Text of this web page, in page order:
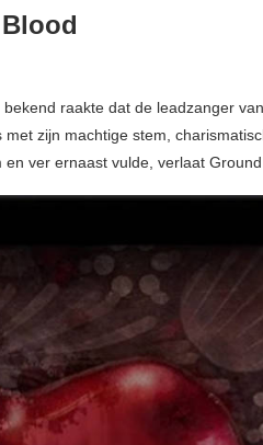
Blood
raakte dat de leadzanger
zijn machtige stem,
ver ernaast vulde, verlaat